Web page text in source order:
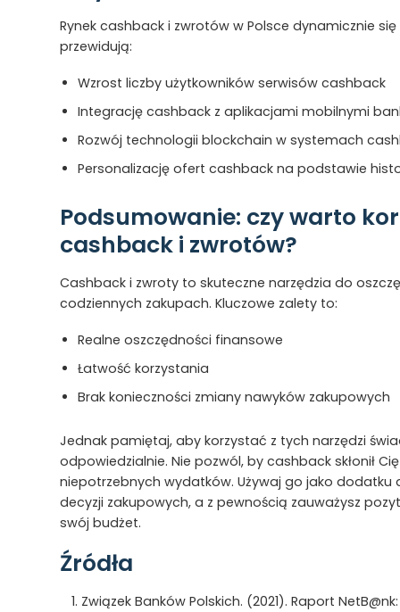
Rynek cashback i zwrotów w Polsce dynamicznie się
przewidują:
Wzrost liczby użytkowników serwisów cashback
Integrację cashback z aplikacjami mobilnymi
Rozwój technologii blockchain w systemach
Personalizację ofert cashback na podstawie
Podsumowanie: czy warto
cashback i zwrotów?
Cashback i zwroty to skuteczne narzędzia do
codziennych zakupach. Kluczowe zalety to:
Realne oszczędności finansowe
Łatwość korzystania
Brak konieczności zmiany nawyków zakupowych
Jednak pamiętaj, aby korzystać z tych narzędzi
odpowiedzialnie. Nie pozwól, by cashback skłonił
niepotrzebnych wydatków. Używaj go jako dodatku
decyzji zakupowych, a z pewnością zauważysz
swój budżet.
Źródła
Związek Banków Polskich. (2021). Raport